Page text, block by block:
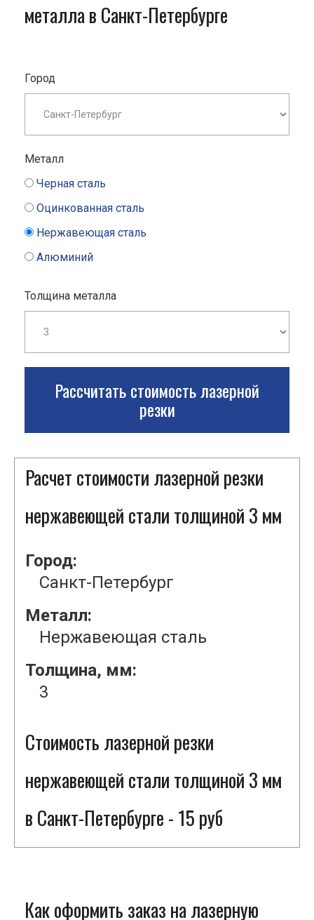
металла в Санкт-Петербурге
Город
Металл
Черная сталь
Оцинкованная сталь
Нержавеющая сталь
Алюминий
Толщина металла
Рассчитать стоимость лазерной
резки
Расчет стоимости лазерной резки
нержавеющей стали толщиной 3 мм
Город:
Санкт-Петербург
Металл:
Нержавеющая сталь
Толщина, мм:
3
Стоимость лазерной резки
нержавеющей стали толщиной 3 мм
в Санкт-Петербурге - 15 руб
Как оформить заказ на лазерную